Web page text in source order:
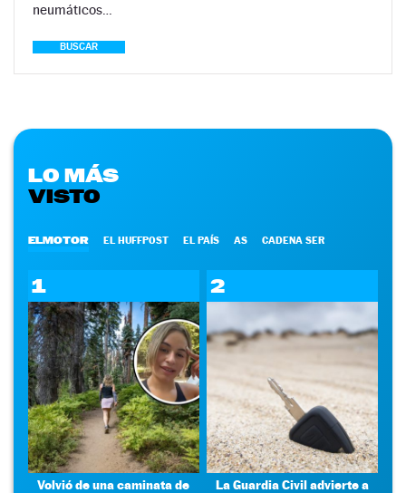
neumáticos…
BUSCAR
LO MÁS
VISTO
ELMOTOR EL HUFFPOST EL PAÍS AS CADENA SER
1
Volvió de una caminata de
2
La Guardia Civil advierte a